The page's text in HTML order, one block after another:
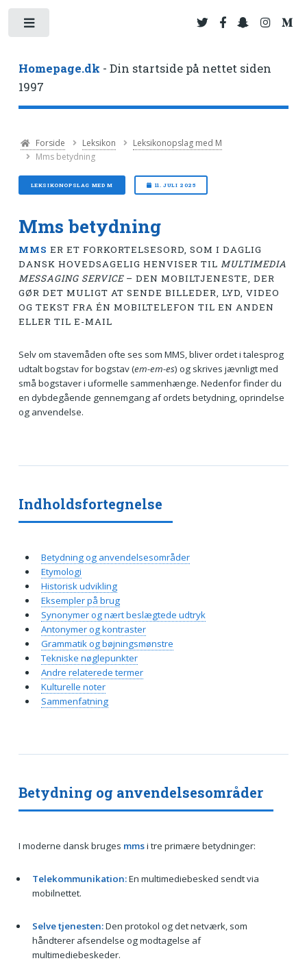
Homepage.dk - Din startside på nettet siden
1997
Forside Leksikon
Leksikonopslag med M
Mms betydning
LEKSIKONOPSLAG MED M 11. JULI 2025
Mms betydning
MMS ER ET FORKORTELSESORD, SOM I DAGLIG
DANSK HOVEDSAGELIG HENVISER TIL MULTIMEDIA
MESSAGING SERVICE– DEN MOBILTJENESTE, DER
GØR DET MULIGT AT SENDE BILLEDER, LYD, VIDEO
OG TEKST FRA ÉN MOBILTELEFON TIL EN ANDEN
ELLER TIL E-MAIL
Selv om stavemåden ofte ses som MMS, bliver ordet i talesprog
udtalt bogstav for bogstav (em-em-es) og skrives jævnligt med
små bogstaver i uformelle sammenhænge. Nedenfor finder du
en dybdegående gennemgang af ordets betydning, oprindelse
og anvendelse.
Betydning og anvendelsesområder
I moderne dansk bruges mmsi tre primære betydninger:
Telekommunikation:En multimediebesked sendt via
mobilnettet.
Selve tjenesten:Den protokol og det netværk, som
håndterer afsendelse og modtagelse af
multimediebeskeder.
Indholdsfortegnelse
Betydning og anvendelsesområder
Etymologi
Historisk udvikling
Eksempler på brug
Synonymer og nært beslægtede udtryk
Antonymer og kontraster
Grammatik og bøjningsmønstre
Tekniske nøglepunkter
Andre relaterede termer
Kulturelle noter
Sammenfatning